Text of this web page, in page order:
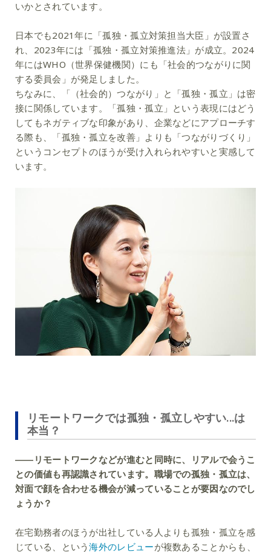
いかとされています。
日本でも2021年に「孤独・孤立対策担当大臣」が設置さ
れ、2023年には「孤独・孤立対策推進法」が成立。2024
年にはWHO（世界保健機関）にも「社会的つながりに関
する委員会」が発足しました。
ちなみに、「（社会的）つながり」と「孤独・孤立」は密
接に関係しています。「孤独・孤立」という表現にはどう
してもネガティブな印象があり、企業などにアプローチす
る際も、「孤独・孤立を改善」よりも「つながりづくり」
というコンセプトのほうが受け入れられやすいと実感して
います。
リモートワークでは孤独・孤立しやすい...は
本当？
――リモートワークなどが進むと同時に、リアルで会うこ
との価値も再認識されています。職場での孤独・孤立は、
対面で顔を合わせる機会が減っていることが要因なのでし
ょうか？
在宅勤務者のほうが出社している人よりも孤独・孤立を感
じている、という海外のレビューが複数あることからも、